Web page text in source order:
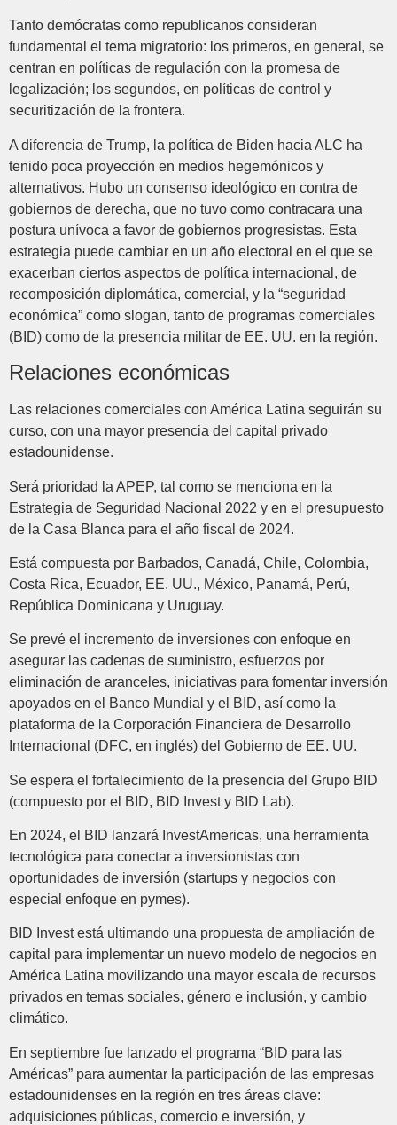
Tanto demócratas como republicanos consideran
fundamental el tema migratorio: los primeros, en general, se
centran en políticas de regulación con la promesa de
legalización; los segundos, en políticas de control y
securitización de la frontera.
A diferencia de Trump, la política de Biden hacia ALC ha
tenido poca proyección en medios hegemónicos y
alternativos. Hubo un consenso ideológico en contra de
gobiernos de derecha, que no tuvo como contracara una
postura unívoca a favor de gobiernos progresistas. Esta
estrategia puede cambiar en un año electoral en el que se
exacerban ciertos aspectos de política internacional, de
recomposición diplomática, comercial, y la “seguridad
económica” como slogan, tanto de programas comerciales
(BID) como de la presencia militar de EE. UU. en la región.
Relaciones económicas
Las relaciones comerciales con América Latina seguirán su
curso, con una mayor presencia del capital privado
estadounidense.
Será prioridad la APEP, tal como se menciona en la
Estrategia de Seguridad Nacional 2022 y en el presupuesto
de la Casa Blanca para el año fiscal de 2024.
Está compuesta por Barbados, Canadá, Chile, Colombia,
Costa Rica, Ecuador, EE. UU., México, Panamá, Perú,
República Dominicana y Uruguay.
Se prevé el incremento de inversiones con enfoque en
asegurar las cadenas de suministro, esfuerzos por
eliminación de aranceles, iniciativas para fomentar inversión
apoyados en el Banco Mundial y el BID, así como la
plataforma de la Corporación Financiera de Desarrollo
Internacional (DFC, en inglés) del Gobierno de EE. UU.
Se espera el fortalecimiento de la presencia del Grupo BID
(compuesto por el BID, BID Invest y BID Lab).
En 2024, el BID lanzará InvestAmericas, una herramienta
tecnológica para conectar a inversionistas con
oportunidades de inversión (startups y negocios con
especial enfoque en pymes).
BID Invest está ultimando una propuesta de ampliación de
capital para implementar un nuevo modelo de negocios en
América Latina movilizando una mayor escala de recursos
privados en temas sociales, género e inclusión, y cambio
climático.
En septiembre fue lanzado el programa “BID para las
Américas” para aumentar la participación de las empresas
estadounidenses en la región en tres áreas clave:
adquisiciones públicas, comercio e inversión, y